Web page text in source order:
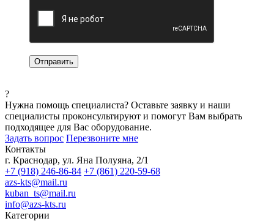
?
Нужна помощь специалиста? Оставьте заявку и наши
специалисты проконсультируют и помогут Вам выбрать
подходящее для Вас оборудование.
Задать вопрос Перезвоните мне
Контакты
г. Краснодар, ул. Яна Полуяна, 2/1
+7 (918) 246-86-84 +7 (861) 220-59-68
azs-kts@mail.ru
kuban_ts@mail.ru
info@azs-kts.ru
Категории